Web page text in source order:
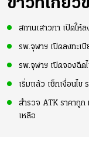
ข่าวที่เกี่ยว
สถานเสาวภา เปิดให้
รพ.จุฬาฯ เปิดลงทะเ
รพ.จุฬาฯ เปิดจองฉีด
เริ่มแล้ว เช็กเงื่อนไ
สำรวจ ATK ราคาถู
เหลือ